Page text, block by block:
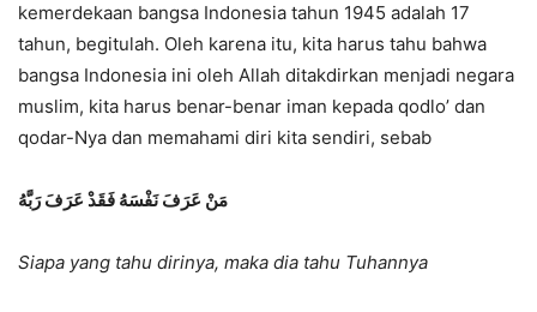
kemerdekaan bangsa Indonesia tahun 1945 adalah 17
tahun, begitulah. Oleh karena itu, kita harus tahu bahwa
bangsa Indonesia ini oleh Allah ditakdirkan menjadi negara
muslim, kita harus benar-benar iman kepada qodlo’ dan
qodar-Nya dan memahami diri kita sendiri, sebab
مَنْ عَرَفَ نَفْسَهُ فَقَدْ عَرَفَ رَبَّهُ
Siapa yang tahu dirinya, maka dia tahu Tuhannya